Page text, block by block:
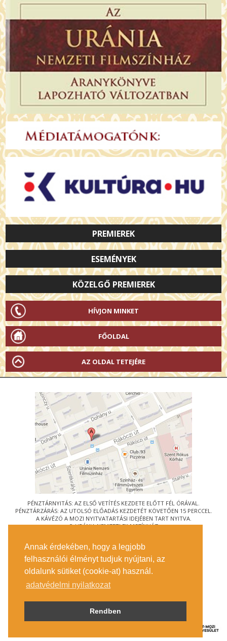
Annak érdekében, hogy a legjobb
felhasználói élményt tudjuk nyújtani, az
oldalunk sütiket (cookie-at) használ.
adatvédelmi nyilatkozat
Rendben
PREMIEREK
ESEMÉNYEK
KÖZELGŐ PREMIEREK
HÍVJON MINKET
FŐOLDAL
AZ OLDAL TETEJÉRE
PÉNZTÁRNYITÁS: AZ ELSŐ VETÍTÉS KEZDETE ELŐTT FÉL ÓRÁVAL.
PÉNZTÁRZÁRÁS: AZ UTOLSÓ ELŐADÁS KEZDETÉT KÖVETŐEN 15 PERCCEL.
A KÁVÉZÓ A MOZI NYITVATARTÁSI IDEJÉBEN TART NYITVA.
© URÁNIA NEMZETI FILMSZÍNHÁZ
1088 BUDAPEST, RÁKÓCZI ÚT 21.
MEGKÖZELÍTÉS
JEGYINFORMÁCIÓ
ÍRJON NEKÜNK!
KÖZÉRDEKŰ ADATOK